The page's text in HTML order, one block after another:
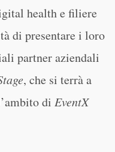
health e filiere
di presentare i loro
partner aziendali
, che si terrà a
di EventX